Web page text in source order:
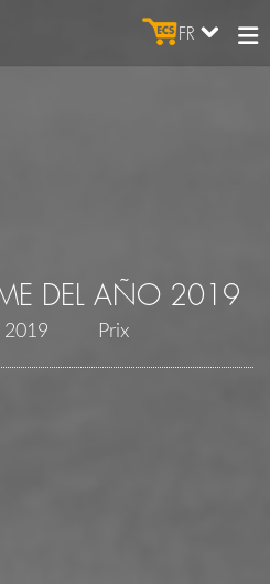
FR
DEL AÑO 2019
2019 Prix